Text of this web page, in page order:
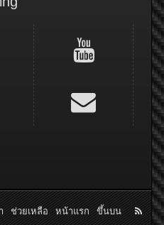
ช่วยเหลือ หน้าแรก ขึ้นบน